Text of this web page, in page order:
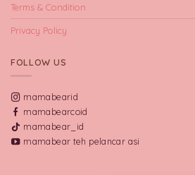
Terms & Condition
Privacy Policy
FOLLOW US
mamabearid
mamabearcoid
mamabear_id
mamabear teh pelancar asi